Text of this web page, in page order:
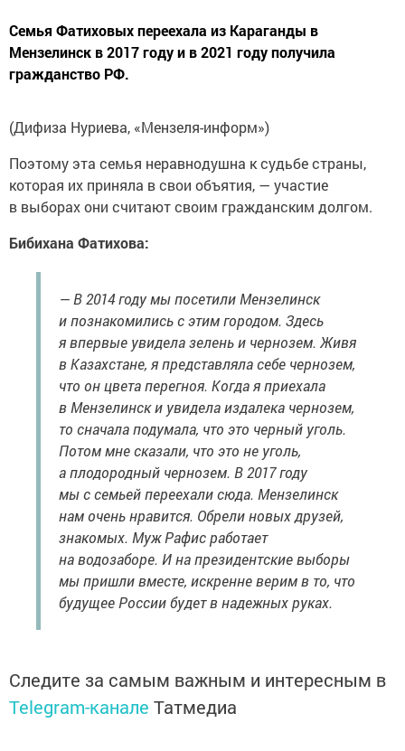
Семья Фатиховых переехала из Караганды в
Мензелинск в 2017 году и в 2021 году получила
гражданство РФ.
(Дифиза Нуриева, «Мензеля-информ»)
Поэтому эта семья неравнодушна к судьбе страны,
которая их приняла в свои объятия, — участие
в выборах они считают своим гражданским долгом.
Бибихана Фатихова:
— В 2014 году мы посетили Мензелинск
и познакомились с этим городом. Здесь
я впервые увидела зелень и чернозем. Живя
в Казахстане, я представляла себе чернозем,
что он цвета перегноя. Когда я приехала
в Мензелинск и увидела издалека чернозем,
то сначала подумала, что это черный уголь.
Потом мне сказали, что это не уголь,
а плодородный чернозем. В 2017 году
мы с семьей переехали сюда. Мензелинск
нам очень нравится. Обрели новых друзей,
знакомых. Муж Рафис работает
на водозаборе. И на президентские выборы
мы пришли вместе, искренне верим в то, что
будущее России будет в надежных руках.
Следите за самым важным и интересным в
Telegram-канале Татмедиа